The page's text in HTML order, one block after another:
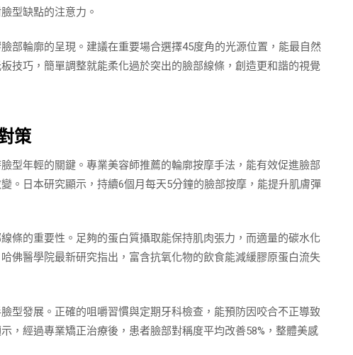
型缺點的注意力。
部輪廓的呈現。建議在重要場合選擇45度角的光源位置，能最自然
技巧，簡單調整就能柔化過於突出的臉部線條，創造更和諧的視覺
策
型年輕的關鍵。專業美容師推薦的輪廓按摩手法，能有效促進臉部
。日本研究顯示，持續6個月每天5分鐘的臉部按摩，能提升肌膚彈
條的重要性。足夠的蛋白質攝取能保持肌肉張力，而適量的碳水化
佛醫學院最新研究指出，富含抗氧化物的飲食能減緩膠原蛋白流失
型發展。正確的咀嚼習慣與定期牙科檢查，能預防因咬合不正導致
，經過專業矯正治療後，患者臉部對稱度平均改善58%，整體美感